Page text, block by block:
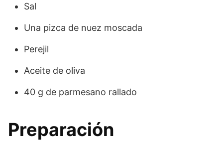
Sal
Una pizca de nuez moscada
Perejil
Aceite de oliva
40 g de parmesano rallado
Preparación